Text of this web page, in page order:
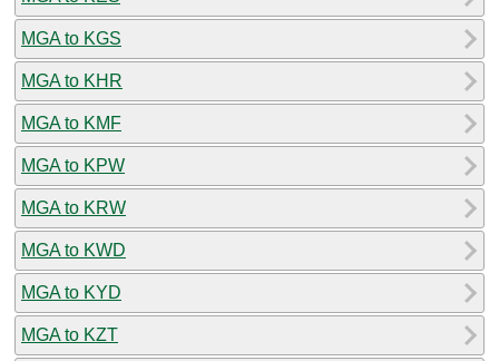
MGA to KGS
MGA to KHR
MGA to KMF
MGA to KPW
MGA to KRW
MGA to KWD
MGA to KYD
MGA to KZT